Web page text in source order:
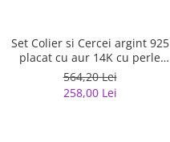
Set Colier si Cercei argint 925
placat cu aur 14K cu perle
naturale
564,20 Lei
258,00 Lei